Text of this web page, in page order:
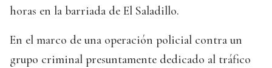
horas en la barriada de El Saladillo.
En el marco de una operación policial contra un
grupo criminal presuntamente dedicado al tráfico